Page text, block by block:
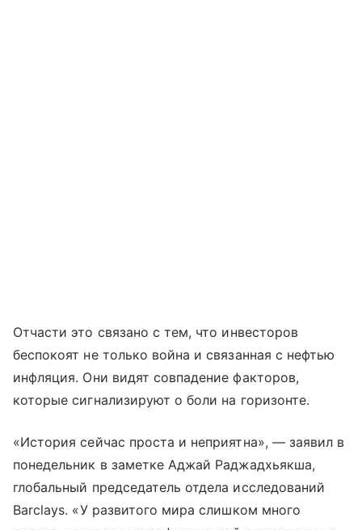
Отчасти это связано с тем, что инвесторов
беспокоят не только война и связанная с нефтью
инфляция. Они видят совпадение факторов,
которые сигнализируют о боли на горизонте.
«История сейчас проста и неприятна», — заявил в
понедельник в заметке Аджай Раджадхьякша,
глобальный председатель отдела исследований
Barclays. «У развитого мира слишком много